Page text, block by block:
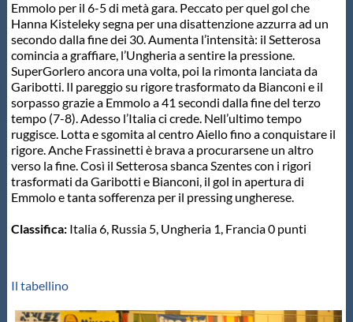
Cookie Policy
Archivio News
Flash News
Galleria fotografica
Videogallery
Emmolo per il 6-5 di metà gara. Peccato per quel gol che
Hanna Kisteleky segna per una disattenzione azzurra ad un
secondo dalla fine dei 30. Aumenta l’intensità: il Setterosa
comincia a graffiare, l’Ungheria a sentire la pressione.
SuperGorlero ancora una volta, poi la rimonta lanciata da
Garibotti. Il pareggio su rigore trasformato da Bianconi e il
sorpasso grazie a Emmolo a 41 secondi dalla fine del terzo
tempo (7-8). Adesso l’Italia ci crede. Nell’ultimo tempo
ruggisce. Lotta e sgomita al centro Aiello fino a conquistare il
rigore. Anche Frassinetti è brava a procurarsene un altro
verso la fine. Così il Setterosa sbanca Szentes con i rigori
trasformati da Garibotti e Bianconi, il gol in apertura di
Emmolo e tanta sofferenza per il pressing ungherese.
Classifica:Italia 6, Russia 5, Ungheria 1, Francia 0 punti
Il tabellino